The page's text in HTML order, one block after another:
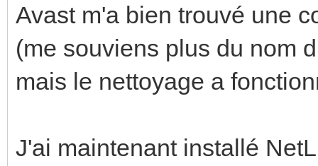
Avast m'a bien trouvé une
(me souviens plus du nom
mais le nettoyage a
J'ai maintenant installé